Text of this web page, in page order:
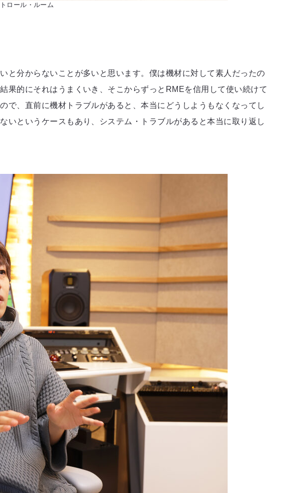
ロール・ルーム
と分からないことが多いと思います。僕は機材に対して素人だったの
果的にそれはうまくいき、そこからずっとRMEを信用して使い続けて
で、直前に機材トラブルがあると、本当にどうしようもなくなってし
いというケースもあり、システム・トラブルがあると本当に取り返し